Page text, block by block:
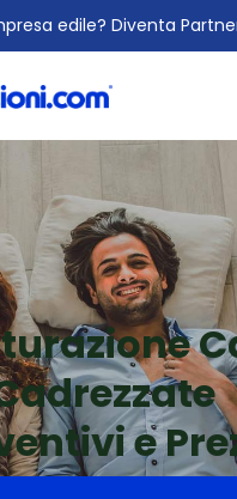
edile? Diventa
e